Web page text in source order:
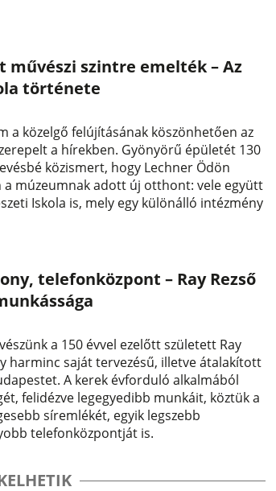
művészi szintre emelték – Az
története
a közelgő felújításának köszönhetően az
a hírekben. Gyönyörű épületét 130
közismert, hogy Lechner Ödön
a múzeumnak adott új otthont: vele együtt
Iskola is, mely egy különálló intézmény
telefonközpont – Ray Rezső
a 150 évvel ezelőtt született Ray
harminc saját tervezésű, illetve átalakított
A kerek évforduló alkalmából
felidézve legegyedibb munkáit, köztük a
síremlékét, egyik legszebb
telefonközpontját is.